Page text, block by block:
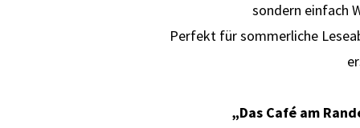
sondern einfach
Perfekt für sommerliche
„Das Café am